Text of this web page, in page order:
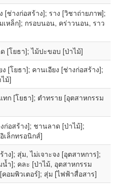
[ช่างก่อสร้าง]; ราง [วิชาถ่ายภาพ];
เหล็ก]; กรอบนอน, คร่าวนอน, ราว
[โยธา]; ไม้ปะขอบ [ป่าไม้]
[โยธา]; คานเอียง [ช่างก่อสร้าง];
ม้]
ก [โยธา]; ตำทราย [อุตสาหกรรม
ก่อสร้าง]; ชานลาด [ป่าไม้];
ล็กทรอนิกส์]
ง]; สุ่ม, ไม่เจาะจง [อุตสาหการ];
ำ]; คละ [ป่าไม้, อุตสาหกรรม
อมพิวเตอร์]; สุ่ม [ไฟฟ้าสื่อสาร]